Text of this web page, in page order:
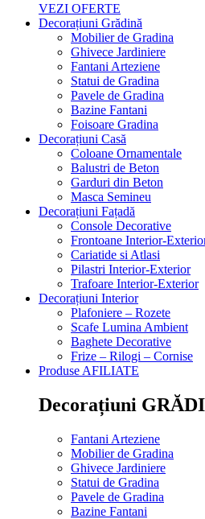
VEZI OFERTE
Decorațiuni Grădină
Mobilier de Gradina
Ghivece Jardiniere
Fantani Arteziene
Statui de Gradina
Pavele de Gradina
Bazine Fantani
Foisoare Gradina
Decorațiuni Casă
Coloane Ornamentale
Balustri de Beton
Garduri din Beton
Masca Semineu
Decorațiuni Fațadă
Console Decorative
Frontoane Interior-
Cariatide si Atlasi
Pilastri Interior-Exterior
Trafoare Interior-Exterior
Decorațiuni Interior
Plafoniere – Rozete
Scafe Lumina Ambient
Baghete Decorative
Frize – Rilogi – Cornise
Produse AFILIATE
Decorațiuni
Fantani Arteziene
Mobilier de Gradina
Ghivece Jardiniere
Statui de Gradina
Pavele de Gradina
Bazine Fantani